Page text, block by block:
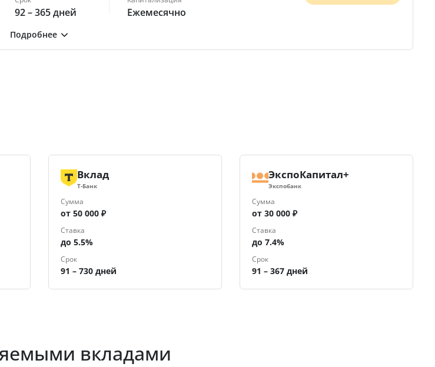
92 – 365 дней Ежемесячно
Вклад
Т-Банк
Сумма
от 50 000 ₽
Ставка
до 5.5%
Срок
91 – 730 дней
ЭкспоКапитал+
Экспобанк
Сумма
от 30 000 ₽
Ставка
до 7.4%
Срок
91 – 367 дней
вкладами